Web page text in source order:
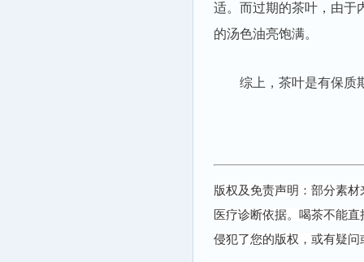
适。而过期的茶叶，由于
的汤色油亮饱满。
综上，茶叶是有保质期
版权及免责声明：部分素
医疗诊断依据。喝茶不能
侵犯了您的版权，或有疑